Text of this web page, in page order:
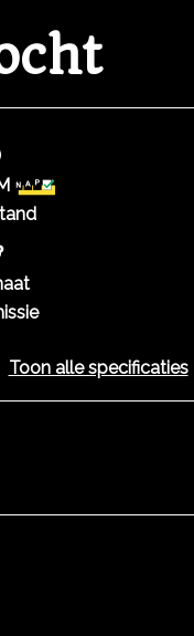
Toon alle specificaties